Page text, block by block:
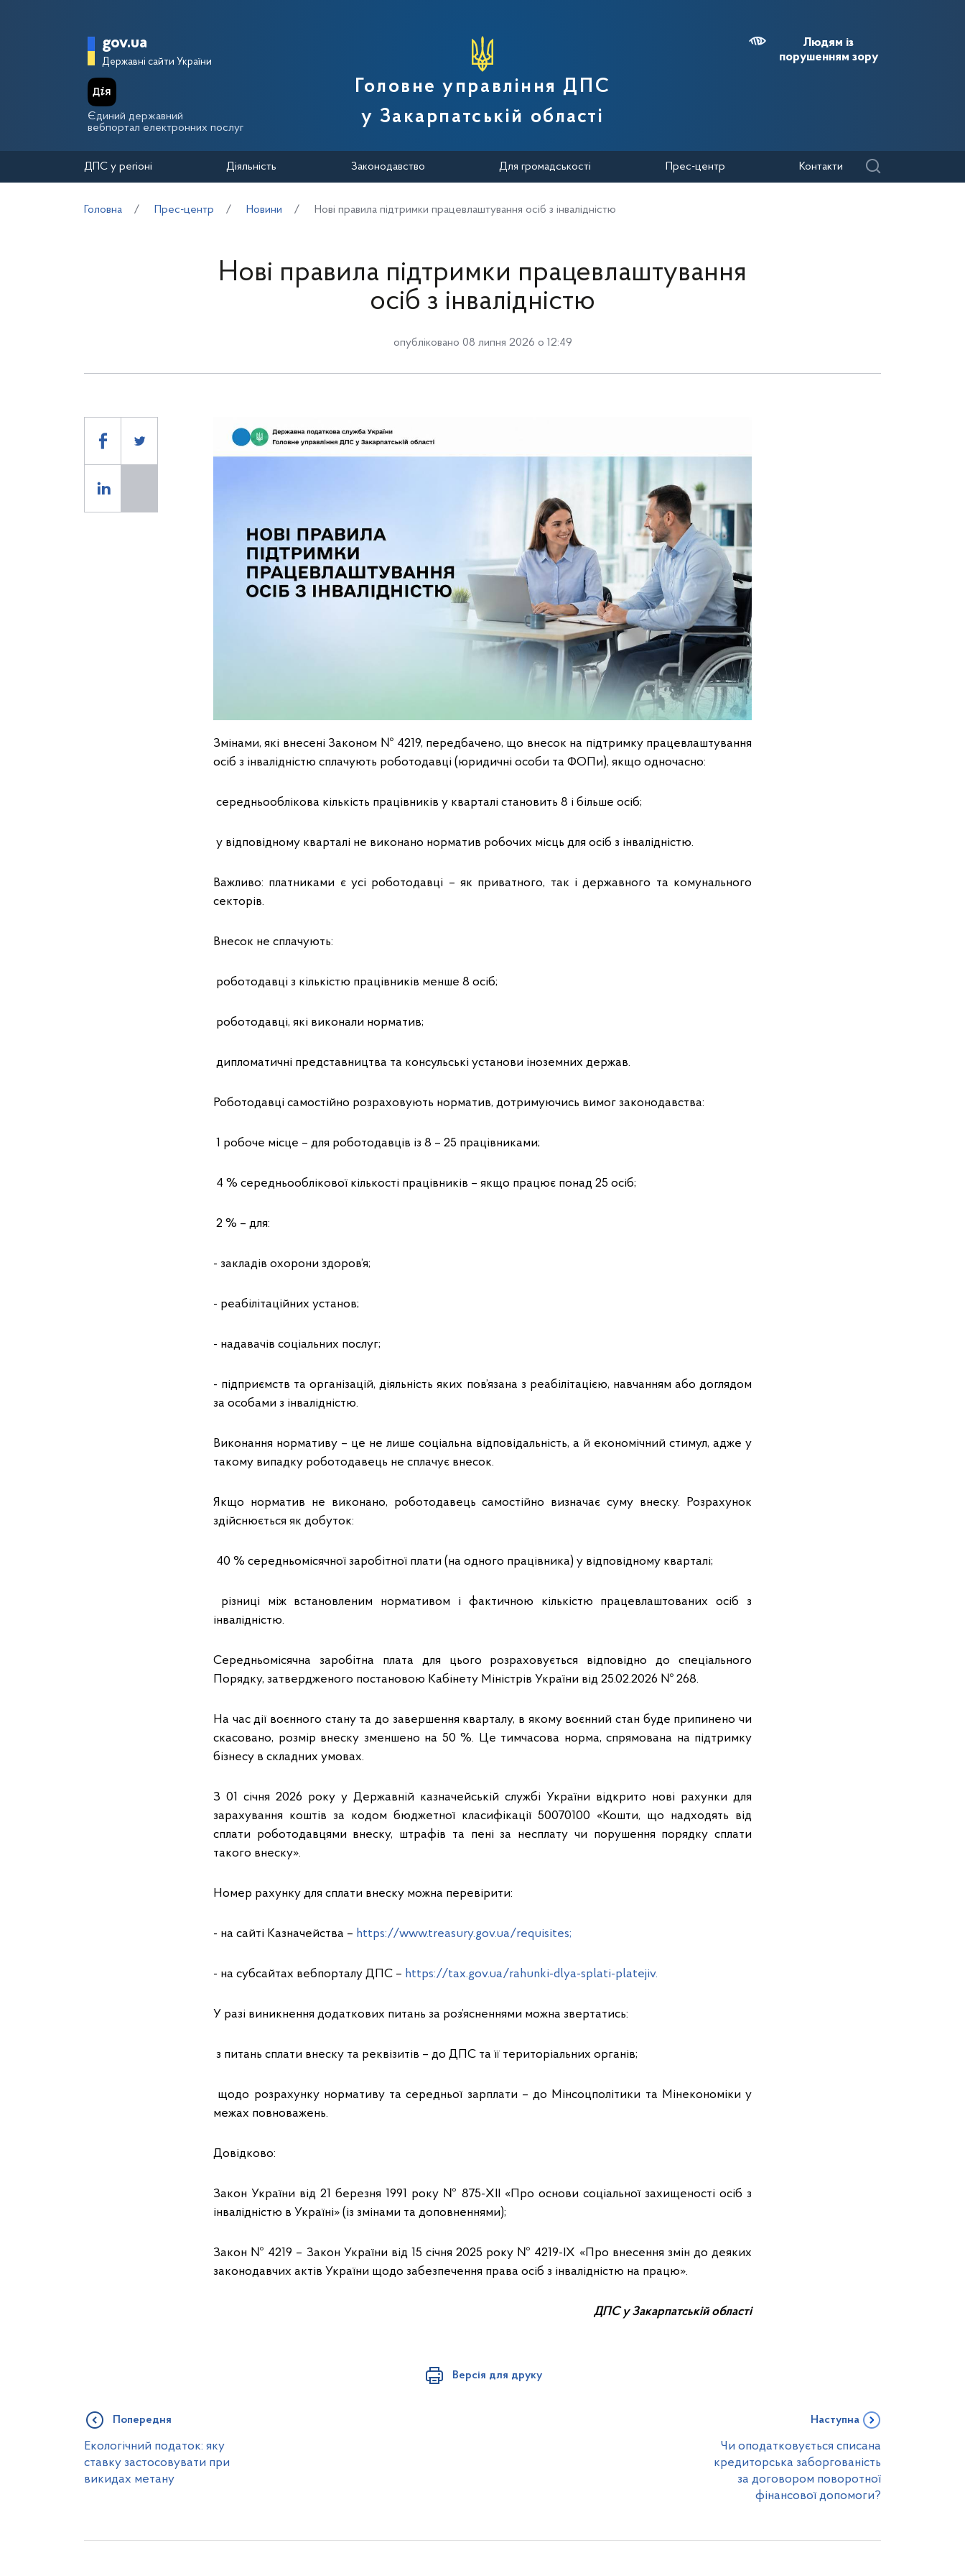
Головна сторінка Державної податкової служби України
gov.ua
Державні сайти України
Єдиний державний
вебпортал електронних послуг
Головне управління ДПС
у Закарпатській області
Людям із
порушенням зору
ДПС у регіоні Діяльність Законодавство Для громадськості Прес-центр Контакти
Головна Прес-центр Новини Нові правила підтримки працевлаштування осіб з інвалідністю
Нові правила підтримки працевлаштування
осіб з інвалідністю
опубліковано 08 липня 2026 о 12:49
Змінами, які внесені Законом № 4219, передбачено, що внесок на підтримку працевлаштування
осіб з інвалідністю сплачують роботодавці (юридичні особи та ФОПи), якщо одночасно:
середньооблікова кількість працівників у кварталі становить 8 і більше осіб;
у відповідному кварталі не виконано норматив робочих місць для осіб з інвалідністю.
Важливо: платниками є усі роботодавці – як приватного, так і державного та комунального
секторів.
Внесок не сплачують:
роботодавці з кількістю працівників менше 8 осіб;
роботодавці, які виконали норматив;
дипломатичні представництва та консульські установи іноземних держав.
Роботодавці самостійно розраховують норматив, дотримуючись вимог законодавства:
1 робоче місце – для роботодавців із 8 – 25 працівниками;
4 % середньооблікової кількості працівників – якщо працює понад 25 осіб;
2 % – для:
- закладів охорони здоров’я;
- реабілітаційних установ;
- надавачів соціальних послуг;
- підприємств та організацій, діяльність яких пов’язана з реабілітацією, навчанням або доглядом
за особами з інвалідністю.
Виконання нормативу – це не лише соціальна відповідальність, а й економічний стимул, адже у
такому випадку роботодавець не сплачує внесок.
Якщо норматив не виконано, роботодавець самостійно визначає суму внеску. Розрахунок
здійснюється як добуток:
40 % середньомісячної заробітної плати (на одного працівника) у відповідному кварталі;
різниці між встановленим нормативом і фактичною кількістю працевлаштованих осіб з
інвалідністю.
Середньомісячна заробітна плата для цього розраховується відповідно до спеціального
Порядку, затвердженого постановою Кабінету Міністрів України від 25.02.2026 № 268.
На час дії воєнного стану та до завершення кварталу, в якому воєнний стан буде припинено чи
скасовано, розмір внеску зменшено на 50 %. Це тимчасова норма, спрямована на підтримку
бізнесу в складних умовах.
З 01 січня 2026 року у Державній казначейській службі України відкрито нові рахунки для
зарахування коштів за кодом бюджетної класифікації 50070100 «Кошти, що надходять від
сплати роботодавцями внеску, штрафів та пені за несплату чи порушення порядку сплати
такого внеску».
Номер рахунку для сплати внеску можна перевірити:
- на сайті Казначейства – https://www.treasury.gov.ua/requisites;
- на субсайтах вебпорталу ДПС – https://tax.gov.ua/rahunki-dlya-splati-platejiv.
У разі виникнення додаткових питань за роз’ясненнями можна звертатись:
з питань сплати внеску та реквізитів – до ДПС та її територіальних органів;
щодо розрахунку нормативу та середньої зарплати – до Мінсоцполітики та Мінекономіки у
межах повноважень.
Довідково:
Закон України від 21 березня 1991 року № 875-XІІ «Про основи соціальної захищеності осіб з
інвалідністю в Україні» (із змінами та доповненнями);
Закон № 4219 – Закон України від 15 січня 2025 року № 4219-ІХ «Про внесення змін до деяких
законодавчих актів України щодо забезпечення права осіб з інвалідністю на працю».
ДПС у Закарпатській області
Версія для друку
Попередня
Екологічний податок: яку
ставку застосовувати при
викидах метану
Наступна
Чи оподатковується списана
кредиторська заборгованість
за договором поворотної
фінансової допомоги?